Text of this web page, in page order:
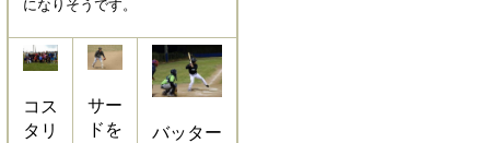
になりそうです。
コス
タリ
サー
ドを
バッター